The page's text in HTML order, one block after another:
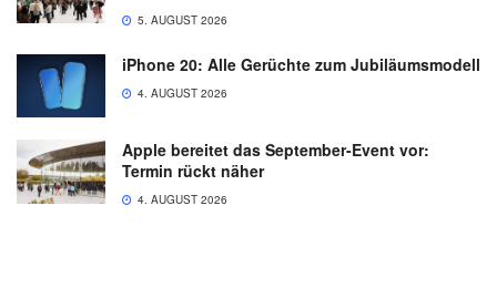
5. AUGUST 2026
iPhone 20: Alle Gerüchte zum Jubiläumsmodell
4. AUGUST 2026
Apple bereitet das September-Event vor:
Termin rückt näher
4. AUGUST 2026